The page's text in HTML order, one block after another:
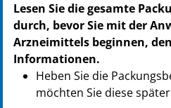
Lesen Sie die gesamte
durch, bevor Sie mit der
Arzneimittels beginnen,
Informationen.
Heben Sie die
möchten Sie diese